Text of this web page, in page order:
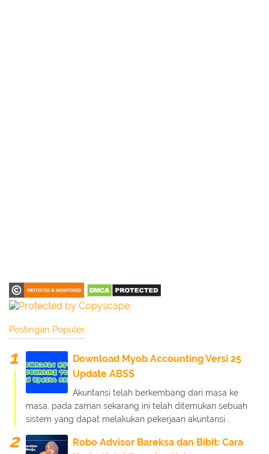
Postingan Populer
Download Myob Accounting Versi 25
Update ABSS
Akuntansi telah berkembang dari masa ke
masa, pada zaman sekarang ini telah ditemukan sebuah
sistem yang dapat melakukan pekerjaan akuntansi...
Robo Advisor Bareksa dan Bibit: Cara